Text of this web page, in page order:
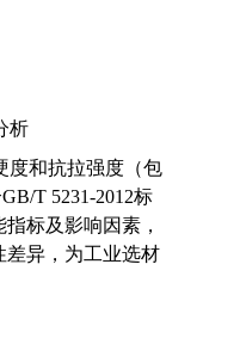
析
度和抗拉强度（包
T 5231-2012标
标及影响因素，
差异，为工业选材